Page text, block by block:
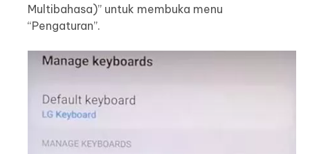
Multibahasa)” untuk membuka menu
“Pengaturan”.